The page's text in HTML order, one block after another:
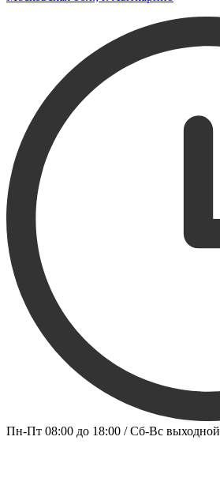
Пн-Пт 08:00 до 18:00 / Сб-Вс выходной